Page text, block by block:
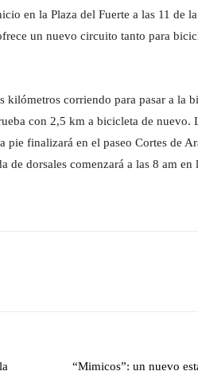
en la Plaza del Fuerte a las 11 de
un nuevo circuito tanto para
kilómetros corriendo para pasar a la
con 2,5 km a bicicleta de nuevo.
pie finalizará en el paseo Cortes de
de dorsales comenzará a las 8 am en
“Mimicos”: un nuevo